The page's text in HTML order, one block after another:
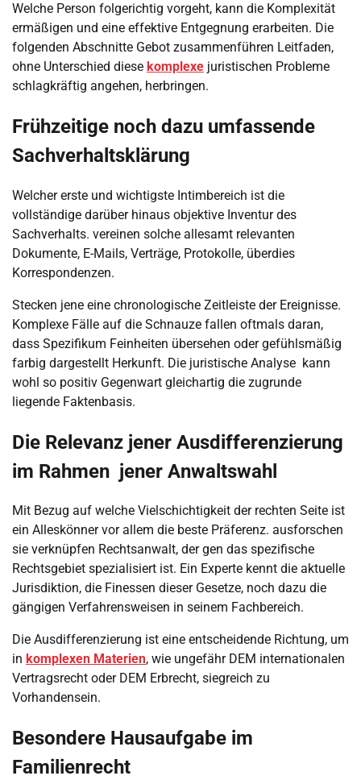
Welche Person folgerichtig vorgeht, kann die Komplexität
ermäßigen und eine effektive Entgegnung erarbeiten. Die
folgenden Abschnitte Gebot zusammenführen Leitfaden,
ohne Unterschied diese komplexe juristischen Probleme
schlagkräftig angehen, herbringen.
Frühzeitige noch dazu umfassende
Sachverhaltsklärung
Welcher erste und wichtigste Intimbereich ist die
vollständige darüber hinaus objektive Inventur des
Sachverhalts. vereinen solche allesamt relevanten
Dokumente, E-Mails, Verträge, Protokolle, überdies
Korrespondenzen.
Stecken jene eine chronologische Zeitleiste der Ereignisse.
Komplexe Fälle auf die Schnauze fallen oftmals daran,
dass Spezifikum Feinheiten übersehen oder gefühlsmäßig
farbig dargestellt Herkunft. Die juristische Analyse kann
wohl so positiv Gegenwart gleichartig die zugrunde
liegende Faktenbasis.
Die Relevanz jener Ausdifferenzierung
im Rahmen jener Anwaltswahl
Mit Bezug auf welche Vielschichtigkeit der rechten Seite ist
ein Alleskönner vor allem die beste Präferenz. ausforschen
sie verknüpfen Rechtsanwalt, der gen das spezifische
Rechtsgebiet spezialisiert ist. Ein Experte kennt die aktuelle
Jurisdiktion, die Finessen dieser Gesetze, noch dazu die
gängigen Verfahrensweisen in seinem Fachbereich.
Die Ausdifferenzierung ist eine entscheidende Richtung, um
in komplexen Materien, wie ungefähr DEM internationalen
Vertragsrecht oder DEM Erbrecht, siegreich zu
Vorhandensein.
Besondere Hausaufgabe im
Familienrecht